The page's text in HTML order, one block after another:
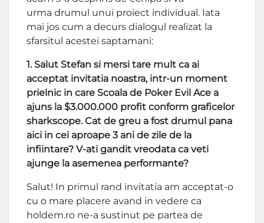
urma drumul unui proiect individual. Iata
mai jos cum a decurs dialogul realizat la
sfarsitul acestei saptamani:
1. Salut Stefan si mersi tare mult ca ai
acceptat invitatia noastra, intr-un moment
prielnic in care Scoala de Poker Evil Ace a
ajuns la $3.000.000 profit conform graficelor
sharkscope. Cat de greu a fost drumul pana
aici in cei aproape 3 ani de zile de la
infiintare? V-ati gandit vreodata ca veti
ajunge la asemenea performante?
Salut! In primul rand invitatia am acceptat-o
cu o mare placere avand in vedere ca
holdem.ro ne-a sustinut pe partea de